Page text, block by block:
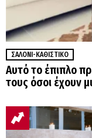
ΣΑΛΌΝΙ-ΚΑΘΙΣΤΙΚΌ
Αυτό το έπιπλο
τους όσοι έχουν